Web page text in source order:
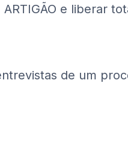
e liberar
de um